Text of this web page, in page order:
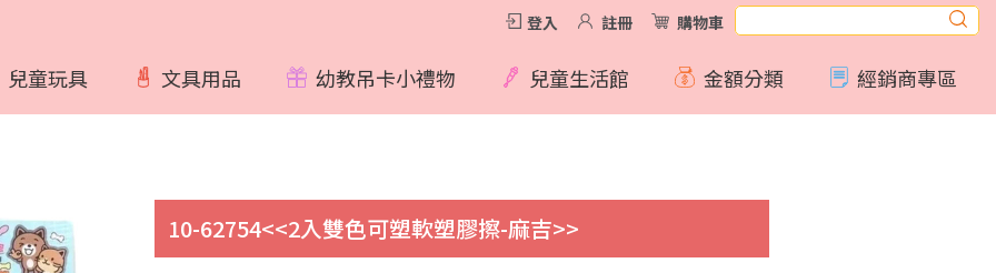
登入 註冊 購物車
兒童玩具 文具用品 幼教吊卡小禮物 兒童生活館 金額分類 經銷商專區
10-62754<<2入雙色可塑軟塑膠擦-麻吉>>